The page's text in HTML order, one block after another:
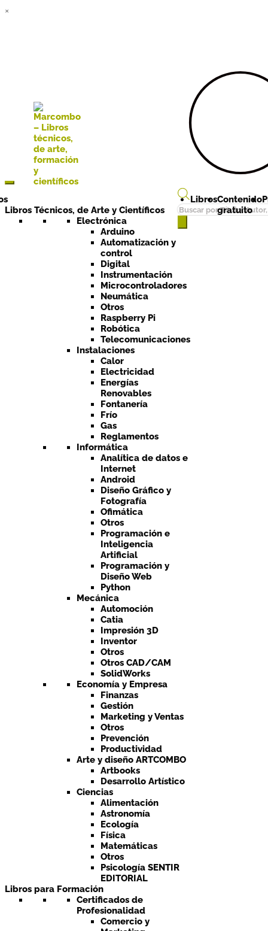
×
Búsqueda
de
Libros Técnicos, de Arte y Científicos
Electrónica
Arduino
Automatización y
control
Digital
Instrumentación
Microcontroladores
Neumática
Otros
Raspberry Pi
Robótica
Telecomunicaciones
Instalaciones
Calor
Electricidad
Energías
Renovables
Fontanería
Frío
Gas
Reglamentos
Informática
Analítica de datos e
Internet
Android
Diseño Gráfico y
Fotografía
Ofimática
Otros
Programación e
Inteligencia
Artificial
Programación y
Diseño Web
Python
Mecánica
Automoción
Catia
Impresión 3D
Inventor
Otros
Otros CAD/CAM
SolidWorks
Economía y Empresa
Finanzas
Gestión
Marketing y Ventas
Otros
Prevención
Productividad
Arte y diseño ARTCOMBO
Artbooks
Desarrollo Artístico
Ciencias
Alimentación
Astronomía
Ecología
Física
Matemáticas
Otros
Psicología SENTIR
EDITORIAL
Libros para Formación
Certificados de
Profesionalidad
Comercio y
LibrosContenido
gratuito